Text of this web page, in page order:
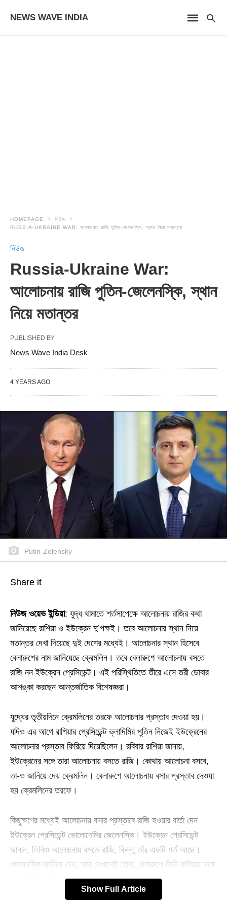
NEWS WAVE INDIA
HOMEPAGE
নিউজ
RUSSIA-UKRAINE WAR: আলোচনায় রাজি পুতিন-জেলেনস্কি, স্থান নিয়ে মতান্তর
নিউজ
Russia-Ukraine War:
আলোচনায় রাজি পুতিন-জেলেনস্কি, স্থান
নিয়ে মতান্তর
PUBLISHED BY
News Wave India Desk
4 YEARS AGO
Putin-Zelensky
Share it
নিউজ ওয়েভ ইন্ডিয়া: যুদ্ধ থামাতে শর্তসাপেক্ষে আলোচনায় রাজির কথা
জানিয়েছে রাশিয়া ও ইউক্রেন দু’পক্ষই। তবে আলোচনার স্থান নিয়ে
মতান্তর দেখা দিয়েছে দুই দেশের মধ্যেই। আলোচনার স্থান হিসেবে
বেলারুশের নাম জানিয়েছে ক্রেমলিন। তবে বেলারুশে আলোচনায় বসতে
রাজি নন ইউক্রেন প্রেসিডেন্ট। এই পরিস্থিতিতে তীরে এসে তরী ডোবার
আশঙ্কা করছেন আন্তর্জাতিক বিশেষজ্ঞরা।
যুদ্ধের তৃতীয়দিনে ক্রেমলিনের তরফে আলোচনার প্রস্তাব দেওয়া হয়।
যদিও এর আগে রাশিয়ার প্রেসিডেন্ট ভ্লাদিমির পুতিন নিজেই ইউক্রেনের
আলোচনার প্রস্তাব ফিরিয়ে দিয়েছিলেন। রবিবার রাশিয়া জানায়,
ইউক্রেনের সঙ্গে তারা আলোচনায় বসতে রাজি। কোথায় আলোচনা বসবে,
তা-ও জানিয়ে দেয় ক্রেমলিন। বেলারুশে আলোচনায় বসার প্রস্তাব দেওয়া
হয় ক্রেমলিনের তরফে।
কিছুক্ষণের মধ্যেই আলোচনায় বসার প্রস্তাবে রাজি হওয়ার বার্তা দেন
ইউক্রেন প্রেসিডেন্ট ভোলোদেমির জেলেনস্কি। ইউক্রেন প্রেসিডেন্ট
জানান, তিনিও আলোচনায় বসতে রাজি, কিন্তু তাঁর একটি শর্ত আছে।
জেলেনস্কি জানিয়ে দেন, আর যেখানেই হোক, বেলারুশে তিনি রাশিয়ার সঙ্গে
আলোচনায় বসতে চান না।
Show Full Article